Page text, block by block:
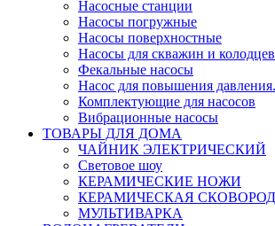
Насосные станции
Насосы погружные
Насосы поверхностные
Насосы для скважин и колодцев
Фекальные насосы
Насос для повышения давления.
Комплектующие для насосов
Вибрационные насосы
ТОВАРЫ ДЛЯ ДОМА
ЧАЙНИК ЭЛЕКТРИЧЕСКИЙ
Световое шоу
КЕРАМИЧЕСКИЕ НОЖИ
КЕРАМИЧЕСКАЯ
МУЛЬТИВАРКА